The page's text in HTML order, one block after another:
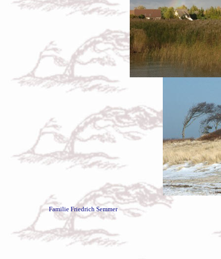
Familie Friedrich Semmer